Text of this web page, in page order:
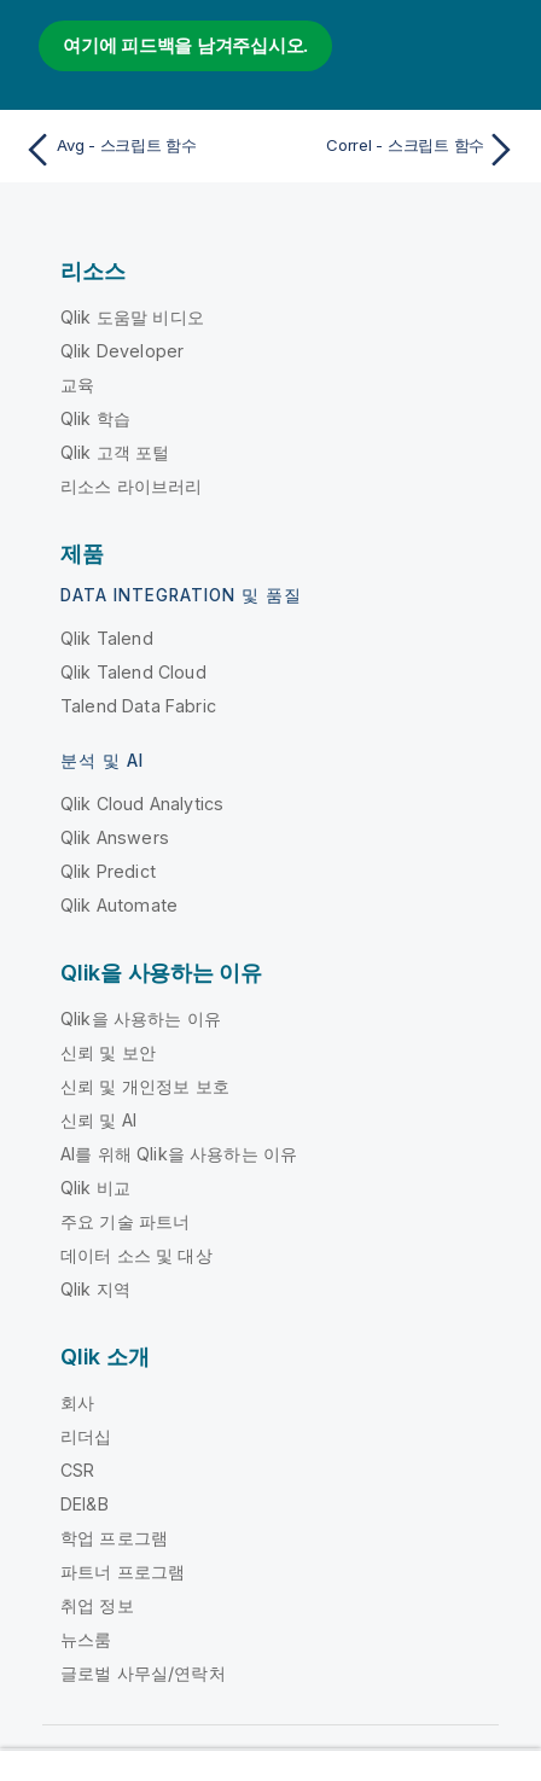
여기에 피드백을 남겨주십시오.
Avg - 스크립트 함수 Correl - 스크립트 함수
리소스
Qlik 도움말 비디오
Qlik Developer
교육
Qlik 학습
Qlik 고객 포털
리소스 라이브러리
제품
DATA INTEGRATION 및 품질
Qlik Talend
Qlik Talend Cloud
Talend Data Fabric
분석 및 AI
Qlik Cloud Analytics
Qlik Answers
Qlik Predict
Qlik Automate
Qlik을 사용하는 이유
Qlik을 사용하는 이유
신뢰 및 보안
신뢰 및 개인정보 보호
신뢰 및 AI
AI를 위해 Qlik을 사용하는 이유
Qlik 비교
주요 기술 파트너
데이터 소스 및 대상
Qlik 지역
Qlik 소개
회사
리더십
CSR
DEI&B
학업 프로그램
파트너 프로그램
취업 정보
뉴스룸
글로벌 사무실/연락처